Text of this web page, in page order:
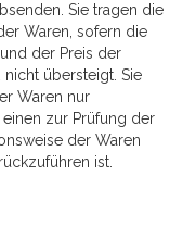
Sie tragen die
Waren, sofern die
der Preis der
nicht übersteigt. Sie
Waren nur
zur Prüfung der
der Waren
ist.